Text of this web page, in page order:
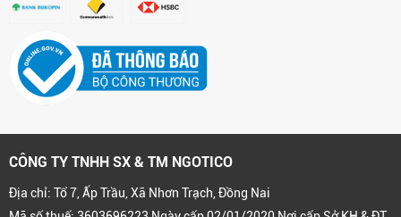
CÔNG TY TNHH SX & TM NGOTICO
Địa chỉ: Tổ 7, Ấp Trầu, Xã Nhơn Trạch, Đồng Nai